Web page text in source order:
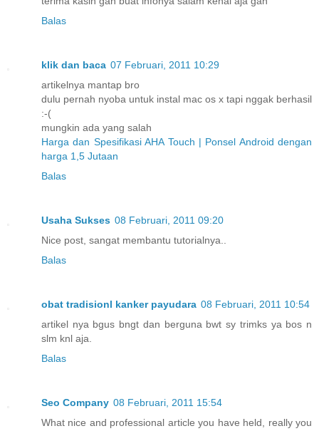
Balas
klik dan baca 07 Februari, 2011 10:29
artikelnya mantap bro
dulu pernah nyoba untuk instal mac os x tapi nggak berhasil
:-(
mungkin ada yang salah
Harga dan Spesifikasi AHA Touch | Ponsel Android dengan
harga 1,5 Jutaan
Balas
Usaha Sukses 08 Februari, 2011 09:20
Nice post, sangat membantu tutorialnya..
Balas
obat tradisionl kanker payudara 08 Februari, 2011 10:54
artikel nya bgus bngt dan berguna bwt sy trimks ya bos n
slm knl aja.
Balas
Seo Company 08 Februari, 2011 15:54
What nice and professional article you have held, really you